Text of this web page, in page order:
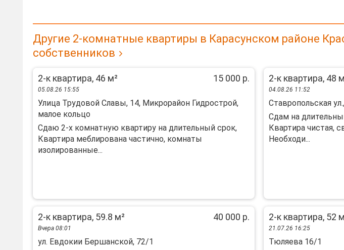
Другие 2-комнатные квартиры в Карасунском районе
собственников
2-к квартира, 46 м² 15 000 р.
05.08.26 15:55
Улица Трудовой Славы, 14, Микрорайон Гидрострой,
малое кольцо
Сдаю 2-х комнатную квартиру на длительный срок,
Квартира меблирована частично, комнаты
изолированные...
2-к квартира, 48
04.08.26 11:52
Ставропольская
Сдам на
Квартира чистая,
Необходи...
2-к квартира, 59.8 м² 40 000 р.
Вчера 08:01
ул. Евдокии Бершанской, 72/1
2-к квартира, 52
21.07.26 16:25
Тюляева 16/1